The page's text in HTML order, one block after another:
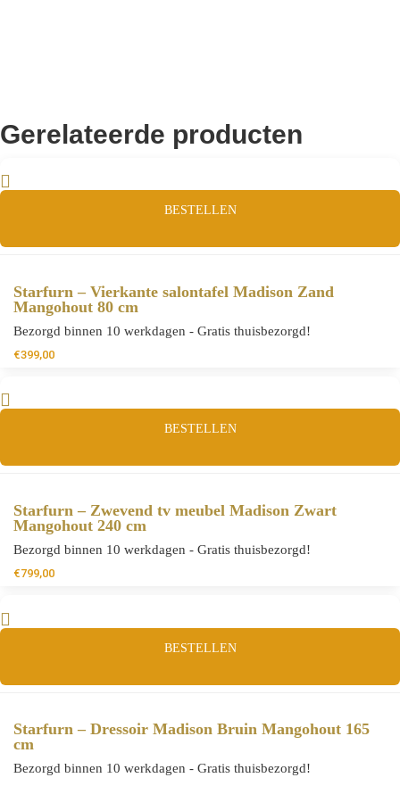
Gerelateerde producten
BESTELLEN
Starfurn – Vierkante salontafel Madison Zand
Mangohout 80 cm
Bezorgd binnen 10 werkdagen - Gratis thuisbezorgd!
€399,00
BESTELLEN
Starfurn – Zwevend tv meubel Madison Zwart
Mangohout 240 cm
Bezorgd binnen 10 werkdagen - Gratis thuisbezorgd!
€799,00
BESTELLEN
Starfurn – Dressoir Madison Bruin Mangohout 165
cm
Bezorgd binnen 10 werkdagen - Gratis thuisbezorgd!